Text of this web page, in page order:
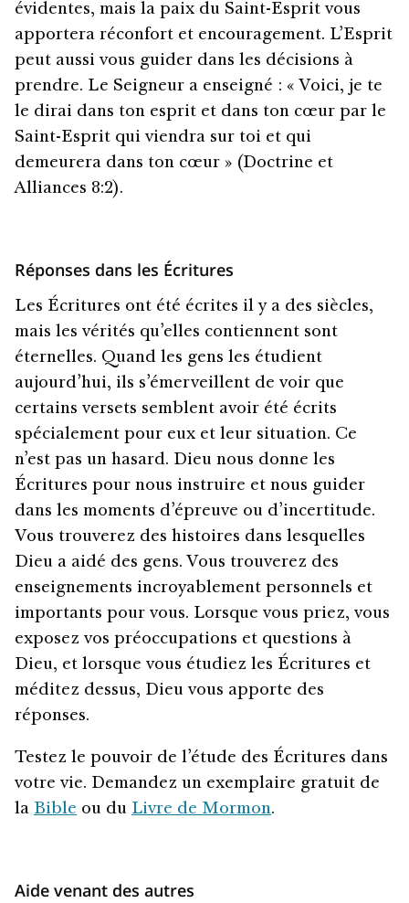
évidentes, mais la paix du Saint-Esprit vous
apportera réconfort et encouragement. L’Esprit
peut aussi vous guider dans les décisions à
prendre. Le Seigneur a enseigné : « Voici, je te
le dirai dans ton esprit et dans ton cœur par le
Saint-Esprit qui viendra sur toi et qui
demeurera dans ton cœur » (Doctrine et
Alliances 8:2).
Réponses dans les Écritures
Les Écritures ont été écrites il y a des siècles,
mais les vérités qu’elles contiennent sont
éternelles. Quand les gens les étudient
aujourd’hui, ils s’émerveillent de voir que
certains versets semblent avoir été écrits
spécialement pour eux et leur situation. Ce
n’est pas un hasard. Dieu nous donne les
Écritures pour nous instruire et nous guider
dans les moments d’épreuve ou d’incertitude.
Vous trouverez des histoires dans lesquelles
Dieu a aidé des gens. Vous trouverez des
enseignements incroyablement personnels et
importants pour vous. Lorsque vous priez, vous
exposez vos préoccupations et questions à
Dieu, et lorsque vous étudiez les Écritures et
méditez dessus, Dieu vous apporte des
réponses.
Testez le pouvoir de l’étude des Écritures dans
votre vie. Demandez un exemplaire gratuit de
la Bible ou du Livre de Mormon.
Aide venant des autres